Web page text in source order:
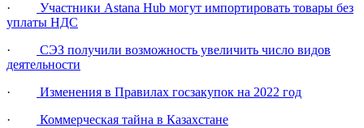
·
Участники Astana Hub могут импортировать товары без
уплаты НДС
·
СЭЗ получили возможность увеличить число видов
деятельности
·
Изменения в Правилах госзакупок на 2022 год
·
Коммерческая тайна в Казахстане